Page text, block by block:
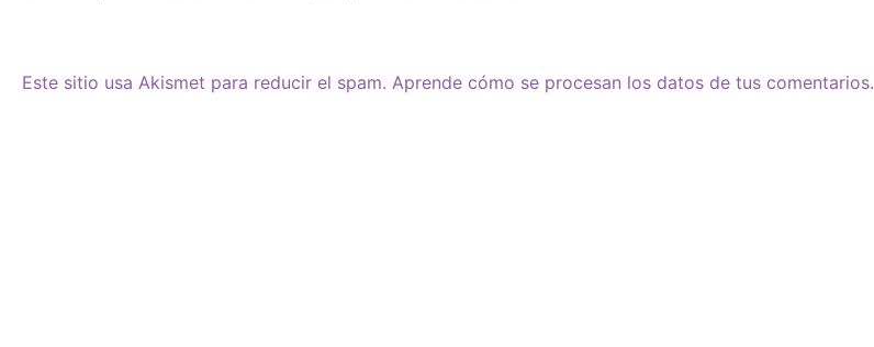
Este sitio usa Akismet para reducir el spam. Aprende cómo se procesan los datos de tus comentarios.